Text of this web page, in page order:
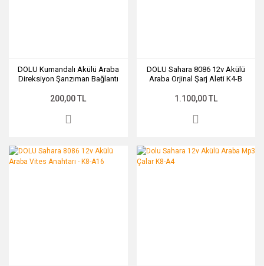
DOLU Kumandalı Akülü Araba
Direksiyon Şanzıman Bağlantı
200,00 TL
DOLU Sahara 8086 12v Akülü
Araba Orjinal Şarj Aleti K4-B
1.100,00 TL